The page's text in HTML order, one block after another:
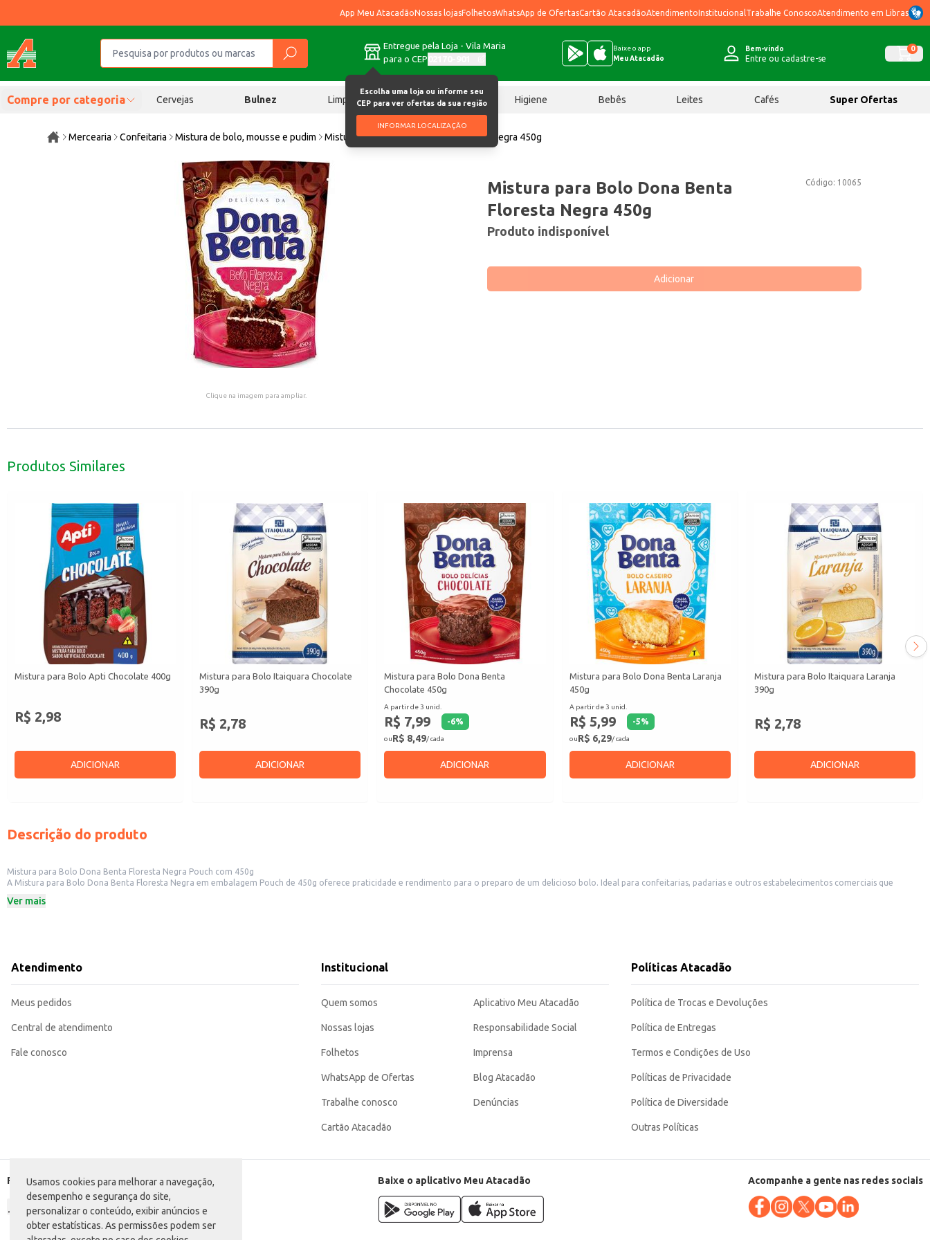
Usamos cookies para melhorar a navegação,
desempenho e segurança do site,
personalizar o conteúdo, exibir anúncios e
obter estatísticas. As permissões podem ser
App Meu AtacadãoNossas lojasFolhetosWhatsApp de OfertasCartão AtacadãoAtendimentoInstitucional Trabalhe ConoscoAtendimento em Libras
Entregue pela Loja - Vila Maria
para o CEP
Escolha uma loja ou informe seu
CEP para ver ofertas da sua região
INFORMAR LOCALIZAÇÃO
Baixe o app
Meu Atacadão
Bem-vindo
Entre ou cadastre-se
0
Compre por categoria Cervejas Bulnez Limpeza Chocolates Higiene Bebês Leites Cafés Super Ofertas
Mercearia Confeitaria Mistura de bolo, mousse e pudim Mistura para Bolo Dona Benta Floresta Negra 450g
Clique na imagem para ampliar.
Código: 10065
Mistura para Bolo Dona Benta
Floresta Negra 450g
Produto indisponível
Adicionar
Produtos Similares
Mistura para Bolo Apti Chocolate 400g
R$ 2,98
ADICIONAR
Mistura para Bolo Itaiquara Chocolate
390g
R$ 2,78
ADICIONAR
Mistura para Bolo Dona Benta
Chocolate 450g
A partir de 3 unid.
R$ 7,99 -6%
ouR$ 8,49/ cada
ADICIONAR
Mistura para Bolo Dona Benta Laranja
450g
A partir de 3 unid.
R$ 5,99 -5%
ouR$ 6,29/ cada
ADICIONAR
Mistura para Bolo Itaiquara Laranja
390g
R$ 2,78
ADICIONAR
Descrição do produto
Mistura para Bolo Dona Benta Floresta Negra Pouch com 450g
A Mistura para Bolo Dona Benta Floresta Negra em embalagem Pouch de 450g oferece praticidade e rendimento para o preparo de um delicioso bolo. Ideal para confeitarias, padarias e outros estabelecimentos comerciais que
Dicas de uso:
Com a Mistura para Bolo Dona Benta Floresta Negra, você garante um produto de qualidade, facilitando o processo de preparo e oferecendo um resultado saboroso e consistente, seja para revenda ou consumo próprio. Sua
embalagem Pouch garante praticidade no manuseio e armazenamento.
Marca: Dona Benta
Categoria: Mistura de bolo, mousse e pudim
EAN: 7896005216941
Ver mais
Atendimento
Meus pedidos
Central de atendimento
Fale conosco
Institucional
Quem somos
Nossas lojas
Folhetos
WhatsApp de Ofertas
Trabalhe conosco
Cartão Atacadão
Aplicativo Meu Atacadão
Responsabilidade Social
Imprensa
Blog Atacadão
Denúncias
Políticas Atacadão
Política de Trocas e Devoluções
Política de Entregas
Termos e Condições de Uso
Políticas de Privacidade
Política de Diversidade
Outras Políticas
Formas de pagamento Baixe o aplicativo Meu Atacadão Acompanhe a gente nas redes sociais